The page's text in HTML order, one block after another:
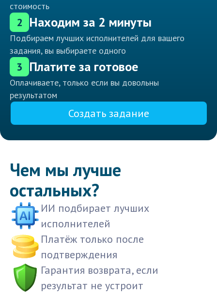
стоимость
2 Находим за 2 минуты
Подбираем лучших исполнителей для вашего
задания, вы выбираете одного
3 Платите за готовое
Оплачиваете, только если вы довольны
результатом
Создать задание
Чем мы лучше
остальных?
ИИ подбирает лучших
исполнителей
Платёж только после
подтверждения
Гарантия возврата, если
результат не устроит